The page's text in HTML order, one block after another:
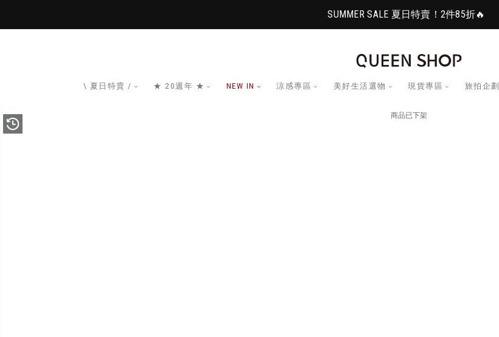
SUMMER SALE 夏日特賣！2件85折🔥
\ 夏日特賣 / ★ 20週年 ★ NEW IN 涼感專區 美好生活選物 現貨專區 旅拍企劃
商品已下架